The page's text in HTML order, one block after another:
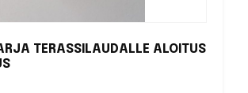
TERASSILAUDALLE ALOITUS